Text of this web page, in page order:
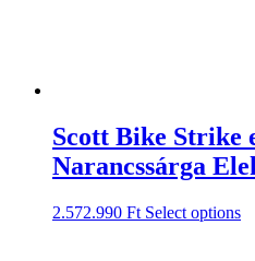
Scott Bike Strike
Narancssárga
2.572.990 Ft Select options